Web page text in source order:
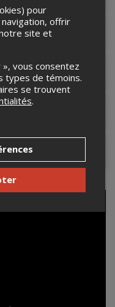
pour
offrir
site et
vous consentez
types de témoins.
se trouvent
.